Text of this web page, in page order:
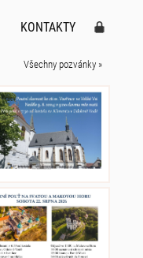
KONTAKTY
Všechny pozvánky »